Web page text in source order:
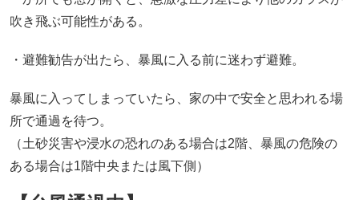
吹き飛ぶ可能性がある。
・避難勧告が出たら、暴風に入る前に迷わず避難。
暴風に入ってしまっていたら、家の中で安全と思われる場
所で通過を待つ。
（土砂災害や浸水の恐れのある場合は2階、暴風の危険の
ある場合は1階中央または風下側）